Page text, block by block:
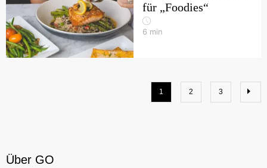
für „Foodies“
6 min
1 2 3
Über GO